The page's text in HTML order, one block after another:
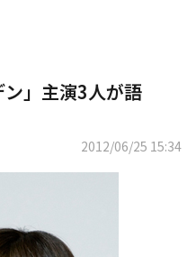
ン」主演3人が語
2012/06/25 15:34